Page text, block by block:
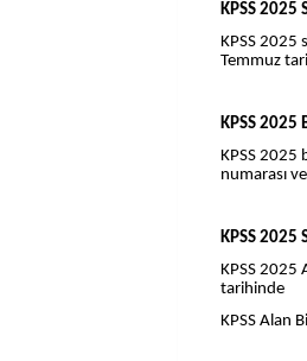
KPSS 2025
KPSS 2025
Temmuz
KPSS 2025
KPSS
numarası
KPSS 2025
KPSS 2025
tarihinde
KPSS Alan